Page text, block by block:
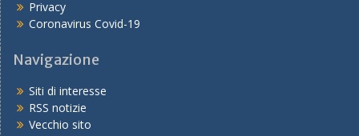
Privacy
Coronavirus Covid-19
Navigazione
Siti di interesse
RSS notizie
Vecchio sito